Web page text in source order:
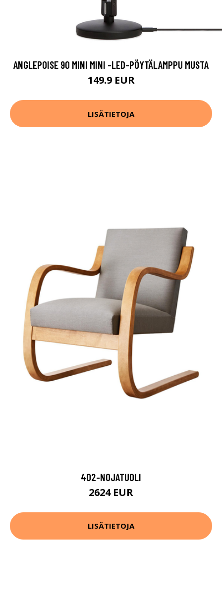
ANGLEPOISE 90 MINI MINI -LED-PÖYTÄLAMPPU MUSTA
149.9 EUR
LISÄTIETOJA
402-NOJATUOLI
2624 EUR
LISÄTIETOJA